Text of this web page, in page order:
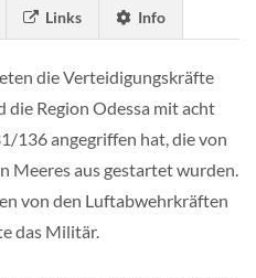
Links Info
die Verteidigungskräfte
die Region Odessa mit acht
136 angegriffen hat, die von
Meeres aus gestartet wurden.
von den Luftabwehrkräften
das Militär.